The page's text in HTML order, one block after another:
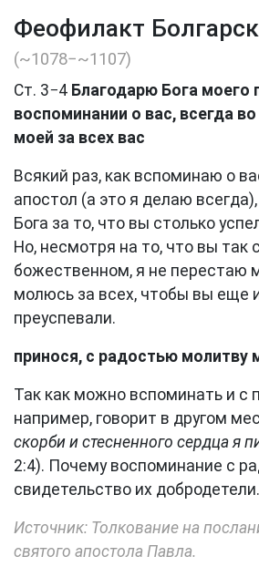
Феофилакт
(~1078−~1107)
Ст. 3−4 Благодарю Бога моего
воспоминании о вас, всегда
моей за всех вас
Всякий раз, как вспоминаю о
апостол (а это я делаю
Бога за то, что вы столько
Но, несмотря на то, что вы так
божественном, я не перестаю
молюсь за всех, чтобы вы еще
преуспевали.
принося, с радостью молитву
Так как можно вспоминать и с
например, говорит в другом
скорби и стесненного сердца я
2:4). Почему воспоминание с
свидетельство их добродетели.
Источник: Толкование на
святого апостола Павла.